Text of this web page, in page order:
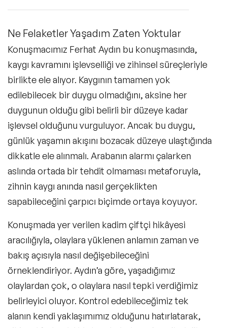
Ne Felaketler Yaşadım Zaten Yoktular
Konuşmacımız Ferhat Aydın bu konuşmasında,
kaygı kavramını işlevselliği ve zihinsel süreçleriyle
birlikte ele alıyor. Kaygının tamamen yok
edilebilecek bir duygu olmadığını, aksine her
duygunun olduğu gibi belirli bir düzeye kadar
işlevsel olduğunu vurguluyor. Ancak bu duygu,
günlük yaşamın akışını bozacak düzeye ulaştığında
dikkatle ele alınmalı. Arabanın alarmı çalarken
aslında ortada bir tehdit olmaması metaforuyla,
zihnin kaygı anında nasıl gerçeklikten
sapabileceğini çarpıcı biçimde ortaya koyuyor.
Konuşmada yer verilen kadim çiftçi hikâyesi
aracılığıyla, olaylara yüklenen anlamın zaman ve
bakış açısıyla nasıl değişebileceğini
örneklendiriyor. Aydın’a göre, yaşadığımız
olaylardan çok, o olaylara nasıl tepki verdiğimiz
belirleyici oluyor. Kontrol edebileceğimiz tek
alanın kendi yaklaşımımız olduğunu hatırlatarak,